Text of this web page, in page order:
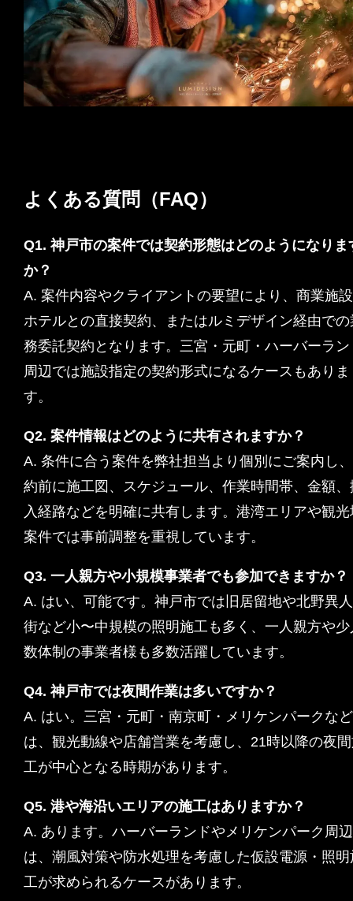
よくある質問（FAQ）
Q1. 神戸市の案件では契約形態はどのようになりま
か？
A. 案件内容やクライアントの要望により、商業施
ホテルとの直接契約、またはルミデザイン経由での
務委託契約となります。三宮・元町・ハーバーラン
周辺では施設指定の契約形式になるケースもありま
す。
Q2. 案件情報はどのように共有されますか？
A. 条件に合う案件を弊社担当より個別にご案内し
約前に施工図、スケジュール、作業時間帯、金額、
入経路などを明確に共有します。港湾エリアや観光
案件では事前調整を重視しています。
Q3. 一人親方や小規模事業者でも参加できますか？
A. はい、可能です。神戸市では旧居留地や北野異
街など小〜中規模の照明施工も多く、一人親方や少
数体制の事業者様も多数活躍しています。
Q4. 神戸市では夜間作業は多いですか？
A. はい。三宮・元町・南京町・メリケンパークな
は、観光動線や店舗営業を考慮し、21時以降の夜
工が中心となる時期があります。
Q5. 港や海沿いエリアの施工はありますか？
A. あります。ハーバーランドやメリケンパーク周
は、潮風対策や防水処理を考慮した仮設電源・照明
工が求められるケースがあります。